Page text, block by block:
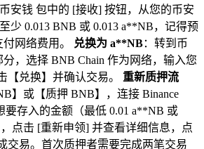
安钱 包中的 [接收] 按钮，从您的币安
少 0.013 BNB 或 0.013 a**NB，记得预
网络费用。
兑换为 a**NB：转到币
分，选择 BNB Chain 作为网络，输入您
【兑换】并确认交易。 重新质押流
】或【质押 BNB】，连接 Binance
要存入的金额（最低 0.01 a**NB 或
点击 [重新申领] 并查看详细信息，点
交易。首次质押者需要完成两笔交易